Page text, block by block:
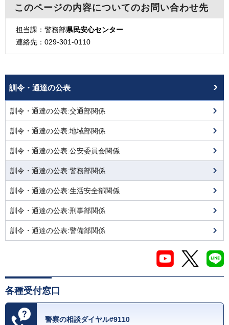
このページの内容についてのお問い合わせ先
担当課：警務部県民安心センター
連絡先：029-301-0110
訓令・通達の公表
訓令・通達の公表:交通部関係
訓令・通達の公表:地域部関係
訓令・通達の公表:公安委員会関係
訓令・通達の公表:警務部関係
訓令・通達の公表:生活安全部関係
訓令・通達の公表:刑事部関係
訓令・通達の公表:警備部関係
各種受付窓口
警察の相談ダイヤル#9110